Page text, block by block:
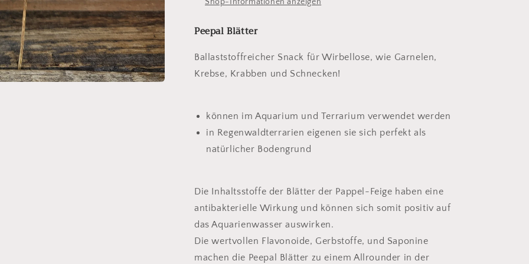
Peepal Blätter
Ballaststoffreicher Snack für Wirbellose, wie Garnelen,
Krebse, Krabben und Schnecken!
können im Aquarium und Terrarium verwendet werden
in Regenwaldterrarien eigenen sie sich perfekt als
natürlicher Bodengrund
Die Inhaltsstoffe der Blätter der Pappel-Feige haben eine
antibakterielle Wirkung und können sich somit positiv auf
das Aquarienwasser auswirken.
Die wertvollen Flavonoide, Gerbstoffe, und Saponine
machen die Peepal Blätter zu einem Allrounder in der